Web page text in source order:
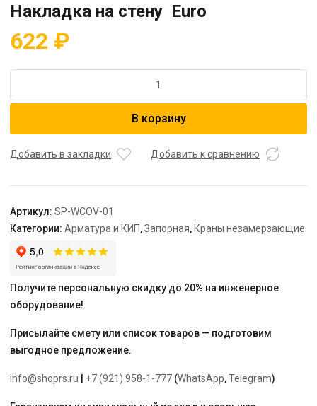
Накладка на стену Euro
622 ₽
Накладка
Euro
В корзину
Добавить в закладки Добавить к сравнению
Артикул: SP-WCOV-01
Категории: Арматура и КИП,Запорная, Краны незамерзающие
Получите персональную скидку до 20% на инженерное
оборудование!
Присылайте смету или список товаров — подготовим
выгодное предложение.
info@shoprs.ru +7 (921) 958-1-777 (WhatsApp,Telegram)